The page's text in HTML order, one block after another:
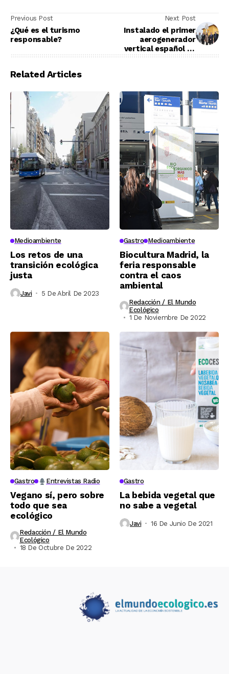
Previous Post
¿Qué es el turismo
responsable?
Next Post
Instalado el primer
aerogenerador
vertical español en
Related Articles
Medioambiente
Los retos de una
transición ecológica
justa
Javi 5 De Abril De 2023
Gastro Medioambiente
Biocultura Madrid, la
feria responsable
contra el caos
ambiental
Redacción / El Mundo
Ecológico
1 De Noviembre De 2022
Gastro Entrevistas Radio
Vegano sí, pero sobre
todo que sea
ecológico
Redacción / El Mundo
Ecológico
18 De Octubre De 2022
Gastro
La bebida vegetal que
no sabe a vegetal
Javi 16 De Junio De 2021